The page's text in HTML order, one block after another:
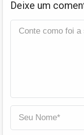
Deixe um